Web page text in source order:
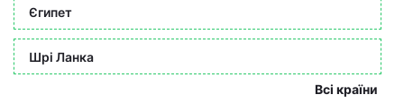
Єгипет
Шрі Ланка
Всі країни